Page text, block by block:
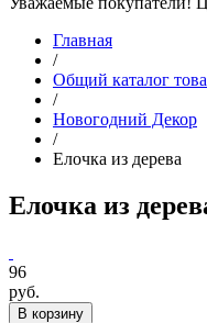
Главная
/
Общий каталог
/
Новогодний Декор
/
Елочка из дерева
Елочка из
96
руб.
В корзину